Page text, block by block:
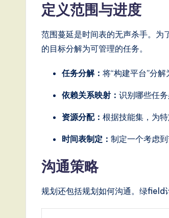
In
定义范围与进度
范围蔓延是时间表的无声杀手。为
的目标分解为可管理的任务。
任务分解： 将“构建平台”分解
依赖关系映射： 识别哪些任
资源分配： 根据技能集，为特
时间表制定： 制定一个考虑
沟通策略
规划还包括规划如何沟通。绿field